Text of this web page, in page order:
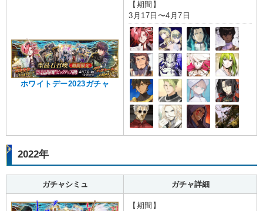
ホワイトデー2023ガチャ
【期間】
3月17日〜4月7日
2022年
ガチャシミュ ガチャ詳細
【期間】